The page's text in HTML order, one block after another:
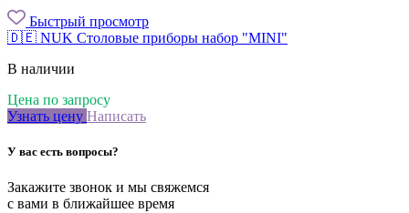
Быстрый просмотр
🇩🇪 NUK Столовые приборы набор "MINI"
В наличии
Цена по запросу
Узнать цену Написать
У вас есть вопросы?
Закажите звонок и мы свяжемся
с вами в ближайшее время